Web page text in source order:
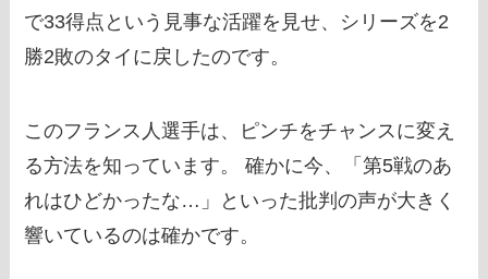
で33得点という見事な活躍を見せ、シリーズを2
勝2敗のタイに戻したのです。
このフランス人選手は、ピンチをチャンスに変え
る方法を知っています。 確かに今、「第5戦のあ
れはひどかったな…」といった批判の声が大きく
響いているのは確かです。